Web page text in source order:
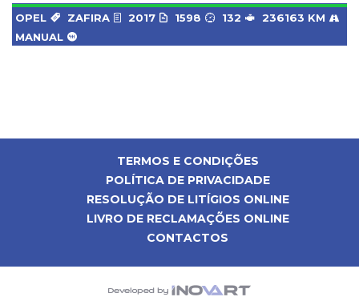
OPEL ZAFIRA 2017 1598 132
236163 KM
MANUAL
TERMOS E CONDIÇÕES
POLÍTICA DE PRIVACIDADE
RESOLUÇÃO DE LITÍGIOS ONLINE
LIVRO DE RECLAMAÇÕES ONLINE
CONTACTOS